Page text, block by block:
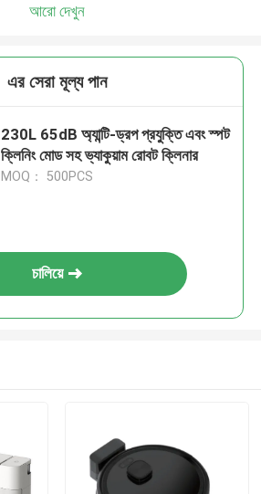
আরো দেখুন
এর সেরা মূল্য পান
230L 65dB অ্যান্টি-ড্রপ প্রযুক্তি এবং স্পট
ক্লিনিং মোড সহ ভ্যাকুয়াম রোবট ক্লিনার
MOQ： 500PCS
চালিয়ে